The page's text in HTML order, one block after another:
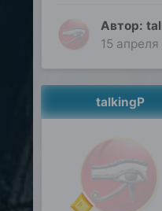
Автор:
15 апреля
talkingP